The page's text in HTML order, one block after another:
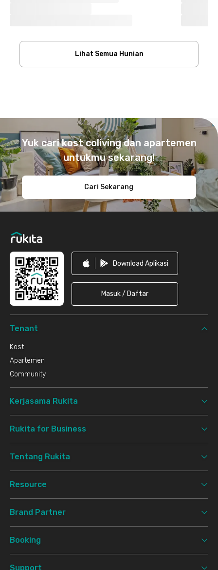
Lihat Semua Hunian
Yuk cari kost coliving dan apartemen
untukmu sekarang!
Cari Sekarang
Download Aplikasi
Masuk / Daftar
Tenant
Kost
Apartemen
Community
Kerjasama Rukita
Rukita for Business
Tentang Rukita
Resource
Brand Partner
Booking
Support